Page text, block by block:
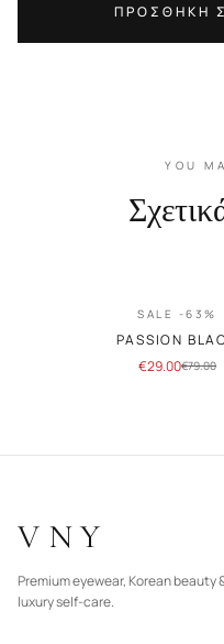
ΠΡΟΣΘΗΚΗ
YOU
SALE -63%
PASSION
€29.00€79.00
VNY
Premium eyewear, Korean beauty
luxury self-care.